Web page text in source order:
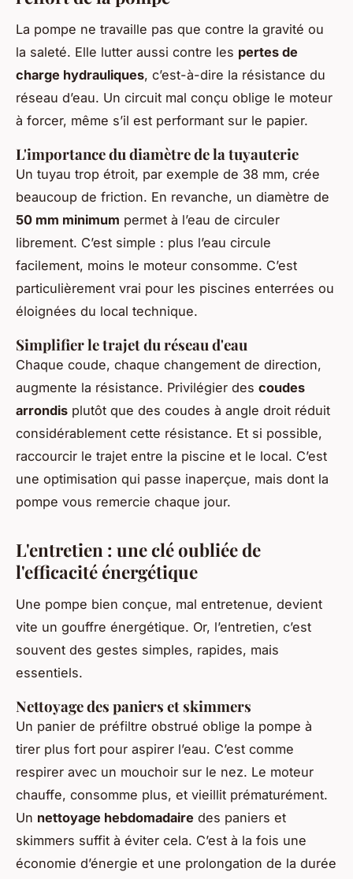
La pompe ne travaille pas que contre la gravité ou
la saleté. Elle lutter aussi contre les pertes de
charge hydrauliques, c’est-à-dire la résistance du
réseau d’eau. Un circuit mal conçu oblige le moteur
à forcer, même s’il est performant sur le papier.
L'importance du diamètre de la tuyauterie
Un tuyau trop étroit, par exemple de 38 mm, crée
beaucoup de friction. En revanche, un diamètre de
50 mm minimum permet à l’eau de circuler
librement. C’est simple : plus l’eau circule
facilement, moins le moteur consomme. C’est
particulièrement vrai pour les piscines enterrées ou
éloignées du local technique.
Simplifier le trajet du réseau d'eau
Chaque coude, chaque changement de direction,
augmente la résistance. Privilégier des coudes
arrondis plutôt que des coudes à angle droit réduit
considérablement cette résistance. Et si possible,
raccourcir le trajet entre la piscine et le local. C’est
une optimisation qui passe inaperçue, mais dont la
pompe vous remercie chaque jour.
L'entretien : une clé oubliée de
l'efficacité énergétique
Une pompe bien conçue, mal entretenue, devient
vite un gouffre énergétique. Or, l’entretien, c’est
souvent des gestes simples, rapides, mais
essentiels.
Nettoyage des paniers et skimmers
Un panier de préfiltre obstrué oblige la pompe à
tirer plus fort pour aspirer l’eau. C’est comme
respirer avec un mouchoir sur le nez. Le moteur
chauffe, consomme plus, et vieillit prématurément.
Un nettoyage hebdomadaire des paniers et
skimmers suffit à éviter cela. C’est à la fois une
économie d’énergie et une prolongation de la durée